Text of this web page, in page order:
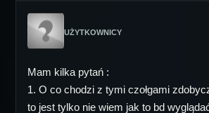
UŻYTKOWNICY
Mam kilka pytań :
1. O co chodzi z tymi czołgami
to jest tylko nie wiem jak to bd